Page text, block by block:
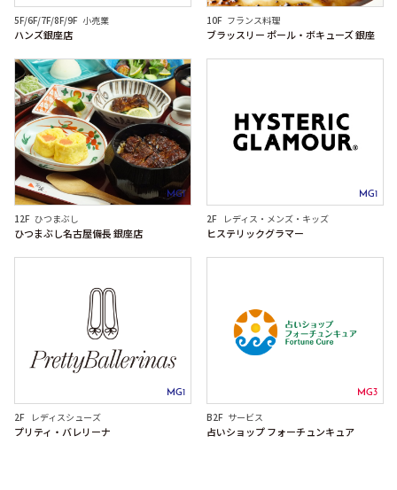
5F/6F/7F/8F/9F 小売業
ハンズ銀座店
10F フランス料理
ブラッスリー ポール・ボキューズ 銀座
MG1
12F ひつまぶし
ひつまぶし名古屋備長 銀座店
MG1
2F レディス・メンズ・キッズ
ヒステリックグラマー
MG1
2F レディスシューズ
プリティ・バレリーナ
MG3
B2F サービス
占いショップ フォーチュンキュア